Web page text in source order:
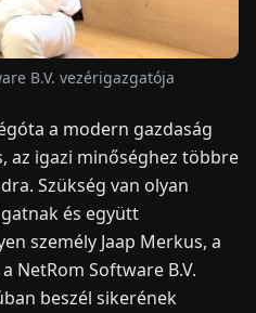
B.V. vezérigazgatója
a modern gazdaság
az igazi minőséghez többre
Szükség van olyan
és együtt
személy Jaap Merkus, a
NetRom Software B.V.
beszél sikerének